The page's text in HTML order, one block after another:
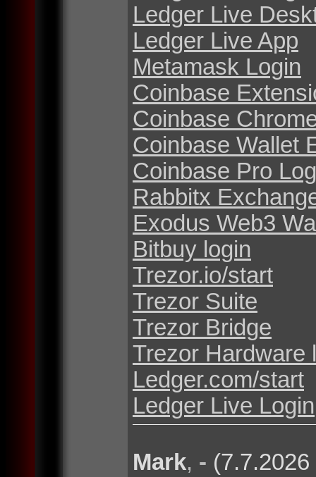
Ledger Live
Ledger Live App
Metamask Login
Coinbase
Coinbase
Coinbase Wallet
Coinbase Pro
Rabbitx
Exodus Web3
Bitbuy login
Trezor.io/start
Trezor Suite
Trezor Bridge
Trezor Hardware
Ledger.com/start
Ledger Live Login
Mark, -